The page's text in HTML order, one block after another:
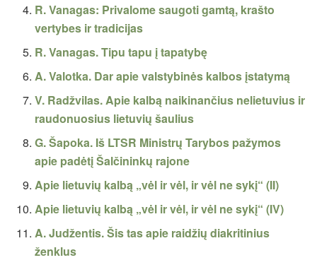
R. Vanagas: Privalome saugoti gamtą, krašto
vertybes ir tradicijas
R. Vanagas. Tipu tapu į tapatybę
A. Valotka. Dar apie valstybinės kalbos įstatymą
V. Radžvilas. Apie kalbą naikinančius nelietuvius ir
raudonuosius lietuvių šaulius
G. Šapoka. Iš LTSR Ministrų Tarybos pažymos
apie padėtį Šalčininkų rajone
Apie lietuvių kalbą „vėl ir vėl, ir vėl ne sykį“ (II)
Apie lietuvių kalbą „vėl ir vėl, ir vėl ne sykį“ (IV)
A. Judžentis. Šis tas apie raidžių diakritinius
ženklus